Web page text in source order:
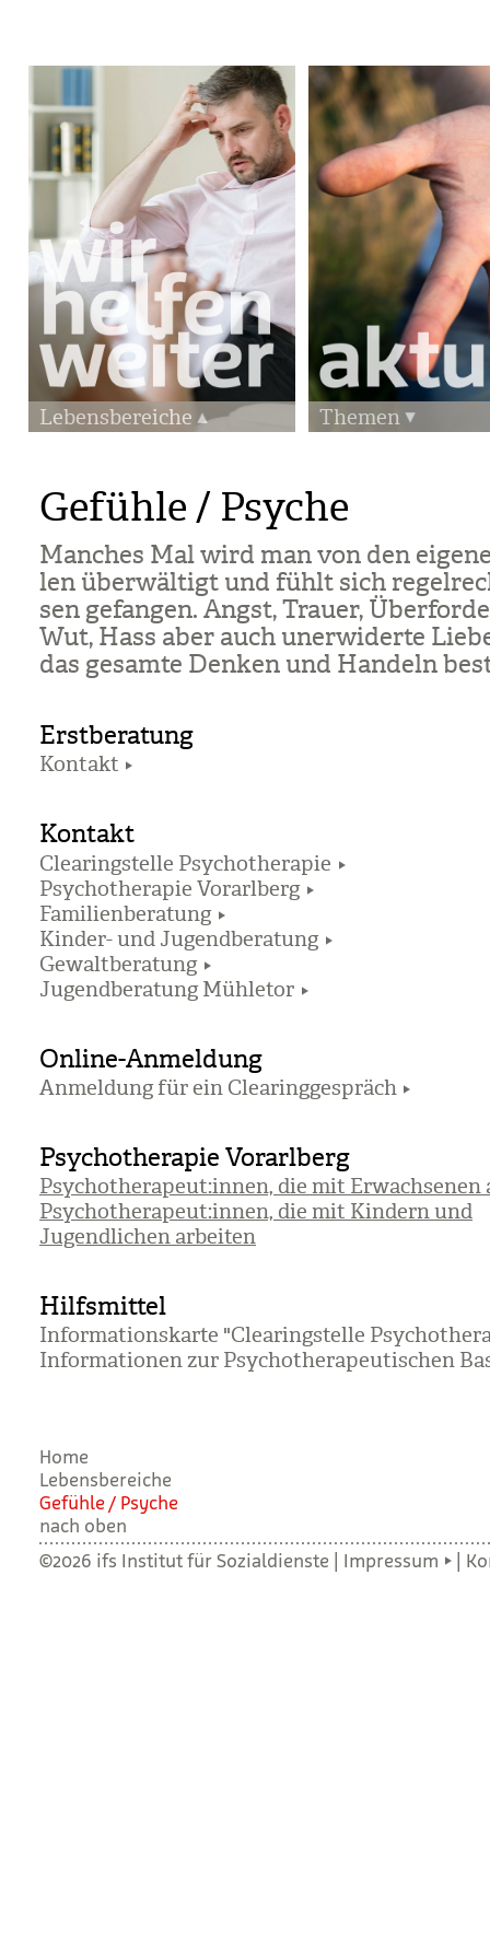
Lebensbereiche Themen
Gefühle / Psyche
Man­ches Mal wird man von den
len über­wäl­tigt und fühlt sich
sen gefan­gen. Angst, Trauer,
Wut, Hass aber auch uner­wi­derte
das gesamte Den­ken und Han­deln
Erstberatung
Kontakt
Kontakt
Clearingstelle Psychotherapie
Psychotherapie Vorarlberg
Familienberatung
Kinder- und Jugendberatung
Gewaltberatung
Jugendberatung Mühletor
Online-Anmeldung
Anmeldung für ein Clearinggespräch
Psychotherapie Vorarlberg
Psychotherapeut:innen, die mit Erwachsenen
Psychotherapeut:innen, die mit Kindern und
Jugendlichen arbeiten
Hilfsmittel
Informationskarte "Clearingstelle
Informationen zur Psychotherapeutischen
Home
Lebensbereiche
Gefühle / Psy­che
nach oben
©2026 ifs Institut für Sozialdienste | Impressum